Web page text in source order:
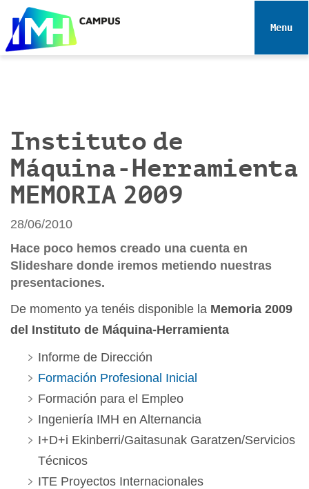
e
Toggle
Instituto de
Máquina-Herramienta
MEMORIA 2009
28/06/2010
Hace poco hemos creado una cuenta en
Slideshare donde iremos metiendo nuestras
presentaciones.
De momento ya tenéis disponible la Memoria 2009
del Instituto de Máquina-Herramienta
Informe de Dirección
Formación Profesional Inicial
Formación para el Empleo
Ingeniería IMH en Alternancia
I+D+i Ekinberri/Gaitasunak Garatzen/Servicios
Técnicos
ITE Proyectos Internacionales